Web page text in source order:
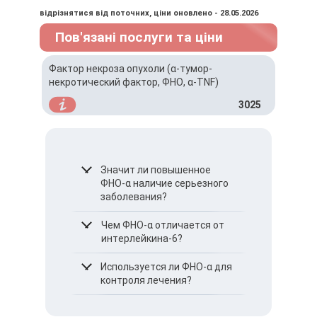
відрізнятися від поточних, ціни оновлено - 28.05.2026
Пов'язані послуги та ціни
Фактор некроза опухоли (α-тумор-
некротический фактор, ФНО, α-TNF)
3025
Значит ли повышенное
ФНО-α наличие серьезного
заболевания?
Не всегда. Показатель
отражает активность
воспаления и
оценивается вместе с
клиническими данными и
другими анализами.
Чем ФНО-α отличается от
интерлейкина-6?
Оба являются
медиаторами воспаления,
но ФНО-α чаще связан с
Используется ли ФНО-α для
контроля лечения?